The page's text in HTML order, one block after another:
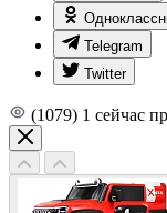
Telegram
Twitter
(1079) 1 сейчас